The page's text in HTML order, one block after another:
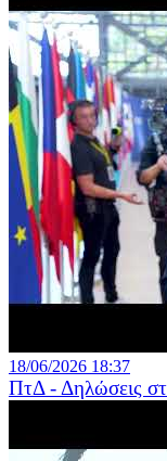
18/06/2026 18:37
ΠτΔ - Δηλώσεις